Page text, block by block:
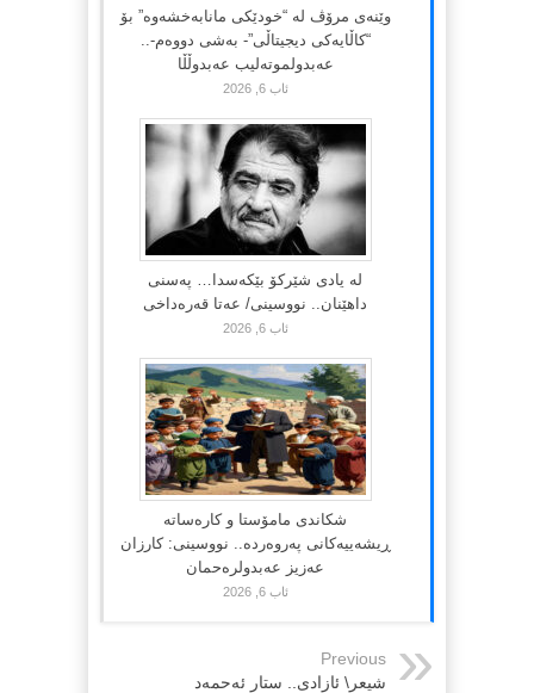
وێنەی مرۆڤ لە “خودێکی مانابەخشەوە” بۆ
“کاڵایەکی دیجیتاڵی”- بەشی دووەم-..
عەبدولموتەلیب عەبدوڵڵا
ئاب 6, 2026
لە یادی شێرکۆ بێکەسدا… پەسنی
داهێنان.. نووسینی/ عەتا قەرەداخی
ئاب 6, 2026
شکاندی مامۆستا و کارەساتە
ڕیشەییەکانی پەروەردە.. نووسینی: کارزان
عەزیز عەبدولرەحمان
ئاب 6, 2026
Previous
شیعر\ ئازادى.. ستار ئەحمەد